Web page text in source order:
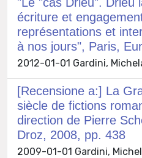
écriture et
représentations et
à nos jours", Paris,
2012-01-01 Gardini,
[Recensione a:] La
siècle de fictions
direction de Pierre
Droz, 2008, pp. 438
2009-01-01 Gardini,